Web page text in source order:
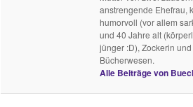
anstrengende Ehefrau,
humorvoll (vor allem
und 40 Jahre alt
jünger :D), Zockerin
Bücherwesen.
Alle Beiträge von